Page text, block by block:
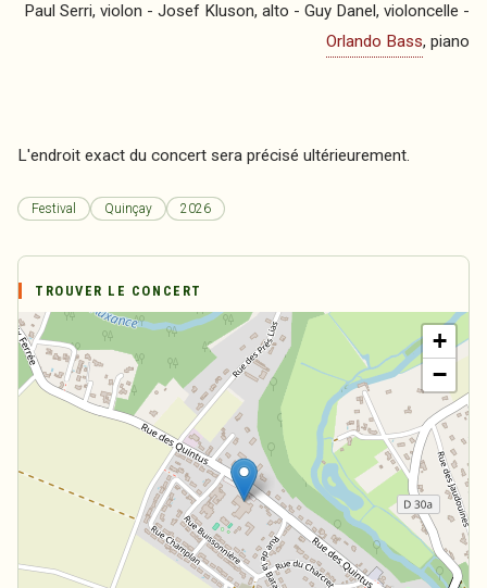
Paul Serri, violon - Josef Kluson, alto - Guy Danel, violoncelle -
Orlando Bass, piano
L'endroit exact du concert sera précisé ultérieurement.
Festival Quinçay 2026
TROUVER LE CONCERT
+
−